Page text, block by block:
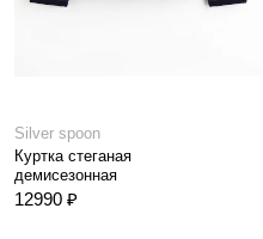
Silver spoon
Куртка стеганая
демисезонная
12990 ₽